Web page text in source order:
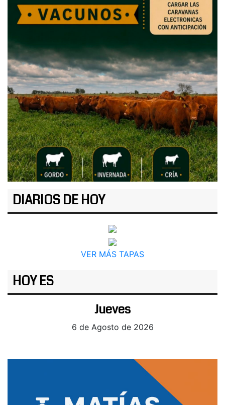
DIARIOS DE HOY
VER MÁS TAPAS
HOY ES
Jueves
6 de Agosto de 2026